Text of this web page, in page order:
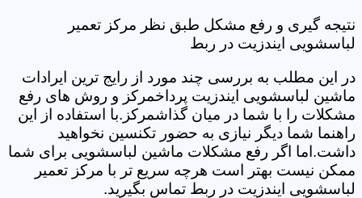
نتیجه گیری و رفع مشکل طبق نظر مرکز تعمیر
لباسشویی ایندزیت در ربط
در این مطلب به بررسی چند مورد از رایج ترین ایرادات
ماشین لباسشویی ایندزیت پرداخمرکز و روش های رفع
مشکلات را با شما در میان گذاشمرکز.با استفاده از این
راهنما شما دیگر نیازی به حضور تکنسین نخواهید
داشت.اما اگر رفع مشکلات ماشین لباسشویی برای شما
ممکن نیست بهتر است هرچه سریع تر با مرکز تعمیر
لباسشویی ایندزیت در ربط تماس بگیرید.